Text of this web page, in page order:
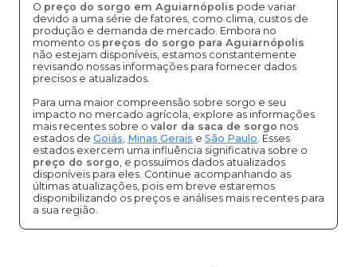
O preço do sorgo em Aguiarnópolis pode variar
devido a uma série de fatores, como clima, custos de
produção e demanda de mercado. Embora no
momento os preços do sorgo para Aguiarnópolis
não estejam disponíveis, estamos constantemente
revisando nossas informações para fornecer dados
precisos e atualizados.
Para uma maior compreensão sobre sorgo e seu
impacto no mercado agrícola, explore as informações
mais recentes sobre o valor da saca de sorgo nos
estados de Goiás, Minas Gerais e São Paulo. Esses
estados exercem uma influência significativa sobre o
preço do sorgo, e possuímos dados atualizados
disponíveis para eles. Continue acompanhando as
últimas atualizações, pois em breve estaremos
disponibilizando os preços e análises mais recentes para
a sua região.